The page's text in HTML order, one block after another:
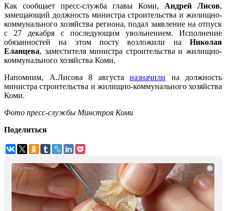
Как сообщает пресс-служба главы Коми, Андрей Лисов,
замещающий должность министра строительства и жилищно-
коммунального хозяйства региона, подал заявление на отпуск
с 27 декабря с последующим увольнением. Исполнение
обязанностей на этом посту возложили на Николая
Еланцева, заместителя министра строительства и жилищно-
коммунального хозяйства Коми.
Напомним, А.Лисова 8 августа назначили на должность
министра строительства и жилищно-коммунального хозяйства
Коми.
Фото пресс-службы Минстроя Коми
Поделиться
i